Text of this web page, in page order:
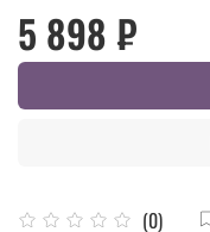
(0)
5 898 ₽